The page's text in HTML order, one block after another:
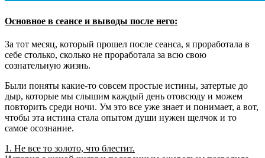
Основное в сеансе и выводы после него:
За тот месяц, который прошел после сеанса, я проработала в
себе столько, сколько не проработала за всю свою
сознательную жизнь.
Были поняты какие-то совсем простые истины, затертые до
дыр, которые мы слышим каждый день отовсюду и можем
повторить среди ночи. Ум это все уже знает и понимает, а вот,
чтобы эта истина стала опытом души нужен щелчок и то
самое осознание.
1. Не все то золото, что блестит.